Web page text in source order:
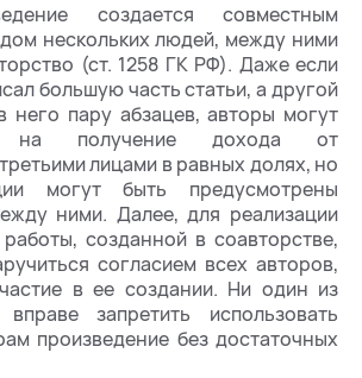
создается совместным
нескольких людей, между ними
(ст. 1258 ГК РФ). Даже если
большую часть статьи, а другой
него пару абзацев, авторы могут
на получение дохода от
лицами в равных долях, но
могут быть предусмотрены
ними. Далее, для реализации
созданной в соавторстве,
согласием всех авторов,
в ее создании. Ни один из
запретить использовать
произведение без достаточных